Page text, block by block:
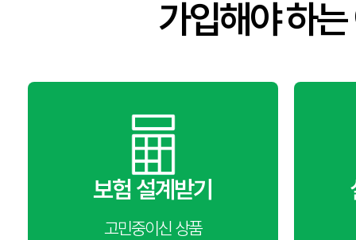
가입해야 하는
보험 설계받기
고민중이신 상품